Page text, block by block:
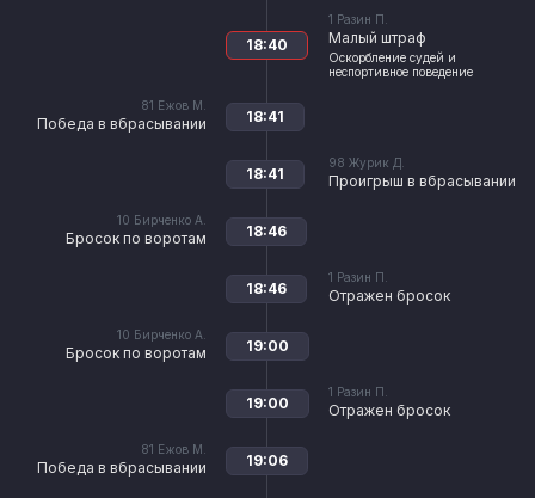
1 Разин П.
Малый штраф
Оскорбление судей и
неспортивное поведение
18:40
81 Ежов М.
Победа в вбрасывании 18:41
98 Журик Д.
Проигрыш в вбрасывании
18:41
10 Бирченко А.
Бросок по воротам 18:46
1 Разин П.
Отражен бросок
18:46
10 Бирченко А.
Бросок по воротам 19:00
1 Разин П.
Отражен бросок
19:00
81 Ежов М.
Победа в вбрасывании 19:06